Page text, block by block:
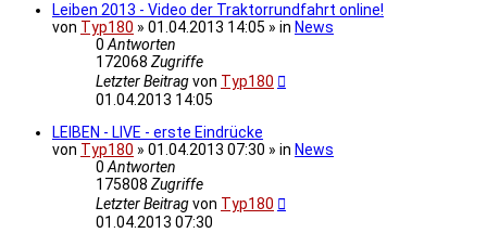
Leiben 2013 - Video der Traktorrundfahrt online!
von Typ180 » 01.04.2013 14:05 » in News
0Antworten
172068 Zugriffe
Letzter Beitragvon Typ180
01.04.2013 14:05
LEIBEN - LIVE - erste Eindrücke
von Typ180 » 01.04.2013 07:30 » in News
0Antworten
175808 Zugriffe
Letzter Beitragvon Typ180
01.04.2013 07:30